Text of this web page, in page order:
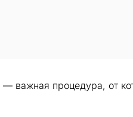
важная процедура, от